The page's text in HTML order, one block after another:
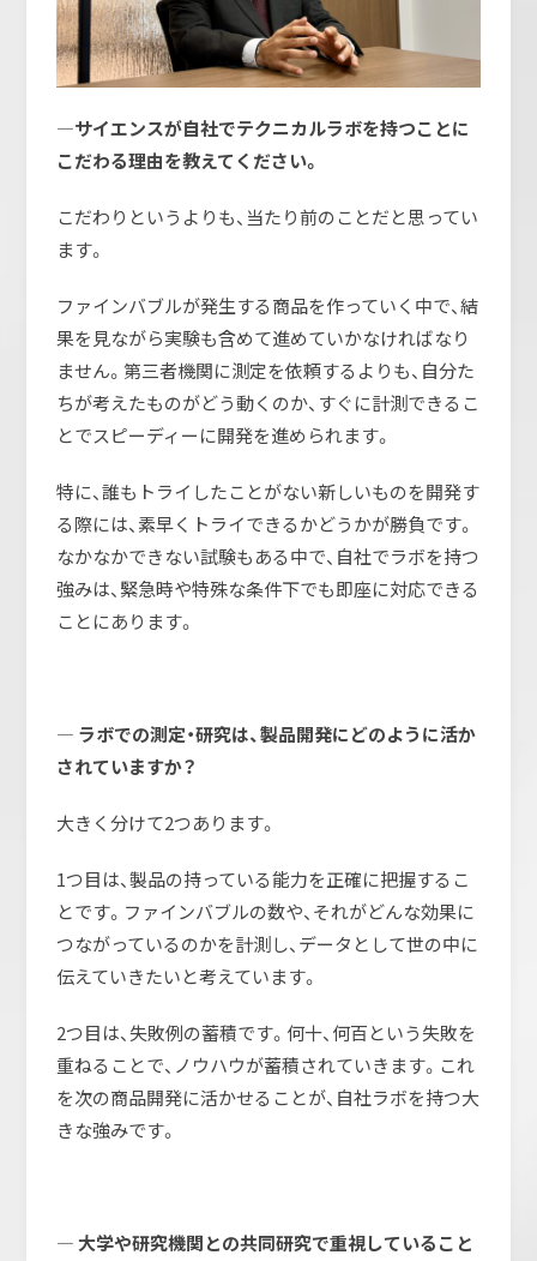
―サイエンスが自社でテクニカルラボを持つことに
こだわる理由を教えてください。
こだわりというよりも、当たり前のことだと思ってい
ます。
ファインバブルが発生する商品を作っていく中で、結
果を見ながら実験も含めて進めていかなければなり
ません。第三者機関に測定を依頼するよりも、自分た
ちが考えたものがどう動くのか、すぐに計測できるこ
とでスピーディーに開発を進められます。
特に、誰もトライしたことがない新しいものを開発す
る際には、素早くトライできるかどうかが勝負です。
なかなかできない試験もある中で、自社でラボを持つ
強みは、緊急時や特殊な条件下でも即座に対応できる
ことにあります。
― ラボでの測定・研究は、製品開発にどのように活か
されていますか？
大きく分けて2つあります。
1つ目は、製品の持っている能力を正確に把握するこ
とです。ファインバブルの数や、それがどんな効果に
つながっているのかを計測し、データとして世の中に
伝えていきたいと考えています。
2つ目は、失敗例の蓄積です。何十、何百という失敗を
重ねることで、ノウハウが蓄積されていきます。これ
を次の商品開発に活かせることが、自社ラボを持つ大
きな強みです。
― 大学や研究機関との共同研究で重視していること